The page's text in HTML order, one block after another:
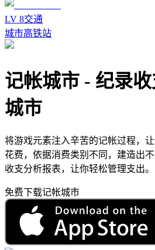
LV 8交通
城市高铁站
记帐城市 - 纪录
城市
将游戏元素注入辛苦的记帐过程，
花费，依据消费类别不同，建造出
收支分析报表，让你轻松管理支出。
免费下载记帐城市